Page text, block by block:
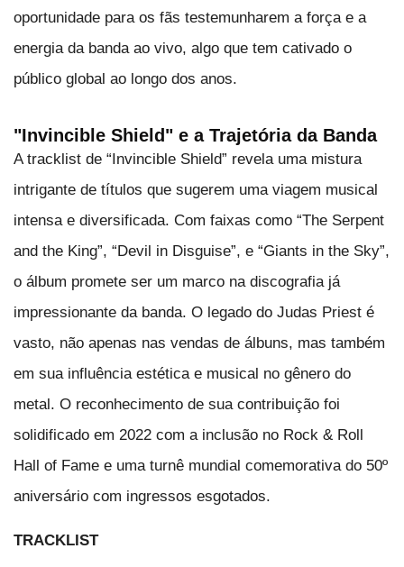
oportunidade para os fãs testemunharem a força e a
energia da banda ao vivo, algo que tem cativado o
público global ao longo dos anos.
"Invincible Shield" e a Trajetória da Banda
A tracklist de “Invincible Shield” revela uma mistura
intrigante de títulos que sugerem uma viagem musical
intensa e diversificada. Com faixas como “The Serpent
and the King”, “Devil in Disguise”, e “Giants in the Sky”,
o álbum promete ser um marco na discografia já
impressionante da banda. O legado do Judas Priest é
vasto, não apenas nas vendas de álbuns, mas também
em sua influência estética e musical no gênero do
metal. O reconhecimento de sua contribuição foi
solidificado em 2022 com a inclusão no Rock & Roll
Hall of Fame e uma turnê mundial comemorativa do 50º
aniversário com ingressos esgotados.
TRACKLIST